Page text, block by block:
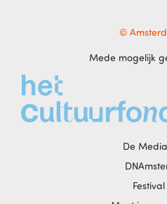
©
Mede mogelijk
De